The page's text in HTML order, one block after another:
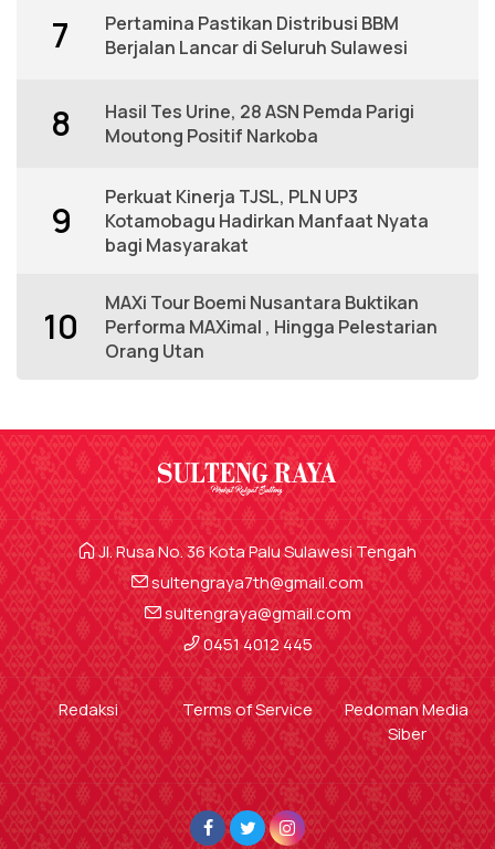
7
Pertamina Pastikan Distribusi BBM
Berjalan Lancar di Seluruh Sulawesi
8
Hasil Tes Urine, 28 ASN Pemda Parigi
Moutong Positif Narkoba
9
Perkuat Kinerja TJSL, PLN UP3
Kotamobagu Hadirkan Manfaat Nyata
bagi Masyarakat
10
MAXi Tour Boemi Nusantara Buktikan
Performa MAXimal , Hingga Pelestarian
Orang Utan
Jl. Rusa No. 36 Kota Palu Sulawesi Tengah
sultengraya7th@gmail.com
sultengraya@gmail.com
0451 4012 445
Redaksi Terms of Service
Pedoman Media
Siber